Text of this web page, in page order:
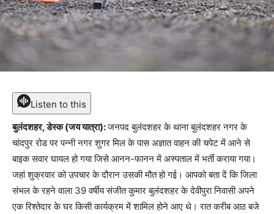
Listen to this
बुलंदशहर, डेस्क (जय यात्रा):जनपद बुलंदशहर के थाना बुलंदशहर नगर के
चांदपुर रोड पर पन्नी नगर शुगर मिल के पास अज्ञात वाहन की चपेट में आने से
बाइक सवार घायल हो गया जिसे आनन-फानन में अस्पताल में भर्ती कराया गया।
जहां शुक्रवार को उपचार के दौरान उसकी मौत हो गई। आपको बता दें कि जिला
संभल के रहने वाला 39 वर्षीय संजीत कुमार बुलंदशहर के देवीपुरा निवासी अपने
एक रिश्तेदार के घर किसी कार्यक्रम में शामिल होने आए थे। रात करीब आठ बजे